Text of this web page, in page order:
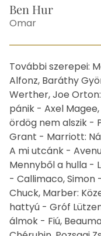
Ben Hur
Omar
Egyéb
További szerepei:
Alfonz, Baráthy
Werther, Joe
pánik - Axel
ördög nem alszik -
Grant - Marriott:
A mi utcánk -
Mennyből a hulla -
- Callimaco, Simon
Chuck, Marber:
hattyú - Gróf
álmok - Fiú,